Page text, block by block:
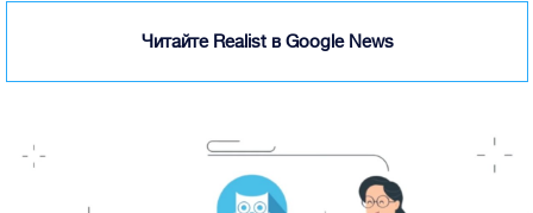
Читайте Realist в Google News